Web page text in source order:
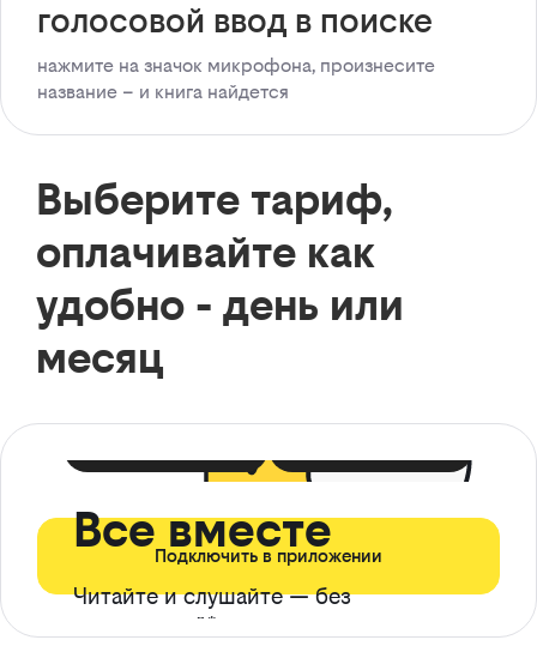
голосовой ввод в поиске
нажмите на значок микрофона, произнесите
название – и книга найдется
Выберите тариф,
оплачивайте как
удобно - день или
месяц
Все вместе
Читайте и слушайте — без
ограничений*
Подключить в приложении